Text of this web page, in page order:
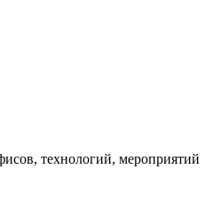
технологий, мероприятий